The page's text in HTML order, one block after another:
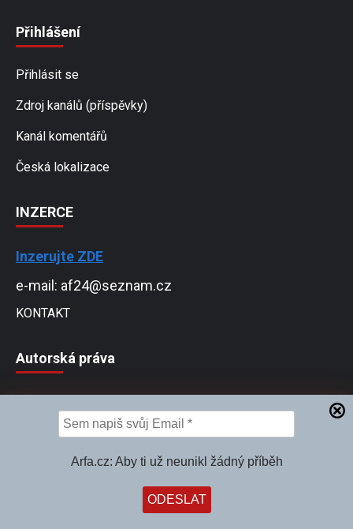
Arfa.cz: Aby ti už neunikl žádný příběh
Přihlášení
Přihlásit se
Zdroj kanálů (příspěvky)
Kanál komentářů
Česká lokalizace
INZERCE
Inzerujte ZDE
e-mail: af24@seznam.cz
KONTAKT
Autorská práva
jakékoliv jiné formy dalšího šíření obsahu z portálu
společnosti zakázány.
Copyright © Všechna práva vyhrazena. ARFA.cz